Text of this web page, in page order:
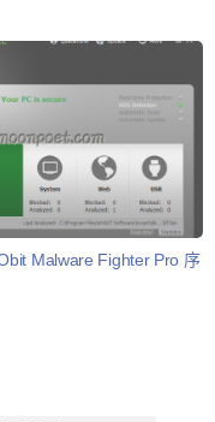
Malware Fighter Pro 序